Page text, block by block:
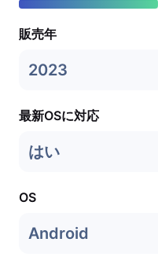
販売年
2023
最新OSに対応
はい
OS
Android